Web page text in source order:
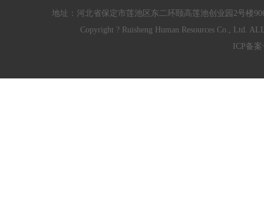
地址：河北省保定市莲池区东二环颐高莲池创业园2号楼
Copyright ? Ruisheng Human Resources Co., Ltd.
ICP备